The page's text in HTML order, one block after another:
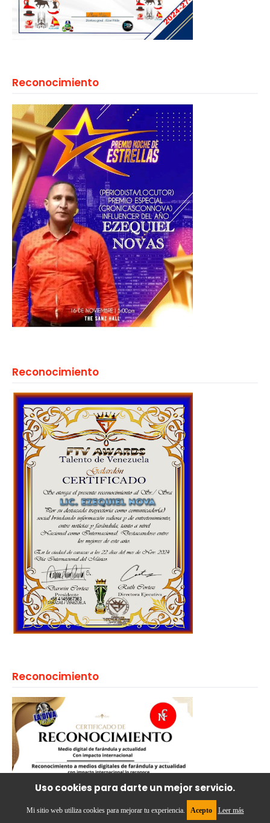
Reconocimiento
Reconocimiento
Reconocimiento
Uso cookies para darte un mejor servicio.
Mi sitio web utiliza cookies para mejorar tu experiencia. Acepto Leer más